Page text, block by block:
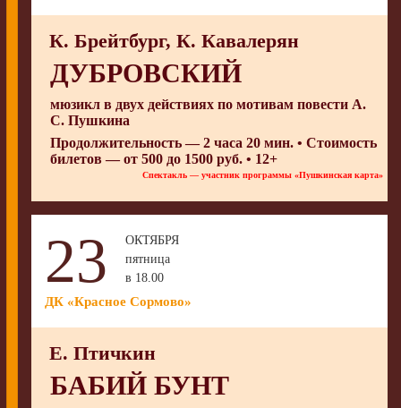
К. Брейтбург, К. Кавалерян
ДУБРОВСКИЙ
мюзикл в двух действиях по мотивам повести А.
С. Пушкина
Продолжительность — 2 часа 20 мин. • Стоимость
билетов — от 500 до 1500 руб. • 12+
Спектакль — участник программы «Пушкинская карта»
23
ОКТЯБРЯ
пятница
в 18.00
ДК «Красное Сормово»
Е. Птичкин
БАБИЙ БУНТ